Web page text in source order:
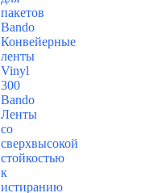
пакетов
Bando
Конвейерные
ленты
Vinyl
300
Bando
Ленты
со
сверхвысокой
стойкостью
к
истиранию